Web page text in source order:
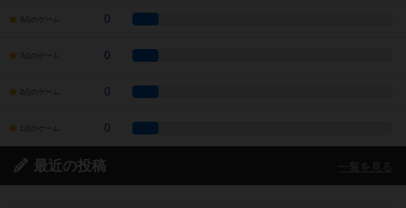
4点のゲーム 0
3点のゲーム 0
2点のゲーム 0
1点のゲーム 0
最近の投稿